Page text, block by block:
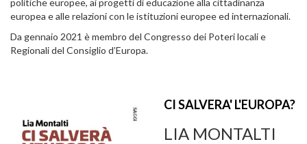
europea e alle relazioni con le istituzioni europee ed internazionali.
Da gennaio 2021 è membro del Congresso dei Poteri locali e
Regionali del Consiglio d’Europa.
CI SALVERA' L'EUROPA?
LIA MONTALTI